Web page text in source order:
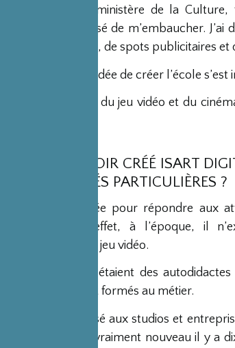
Beaux-Arts et du ministère de la
entreprise a proposé de m’embaucher.
l’image de synthèse, de spots publicitaires et
Progressivement, l’idée de créer l’école
Isart Digital, l’école du jeu vidéo et du
POURQUOI AVOIR CRÉÉ ISART
DES DIFFICULTÉS PARTICULIÈRES ?
L’école a été fondée pour répondre aux
recrutement. En effet, à l’époque, il
notamment dans le jeu vidéo.
Les professionnels étaient des
jeunes parfaitement formés au métier.
Nous avons proposé aux studios et
alternance. C’était vraiment nouveau il y a